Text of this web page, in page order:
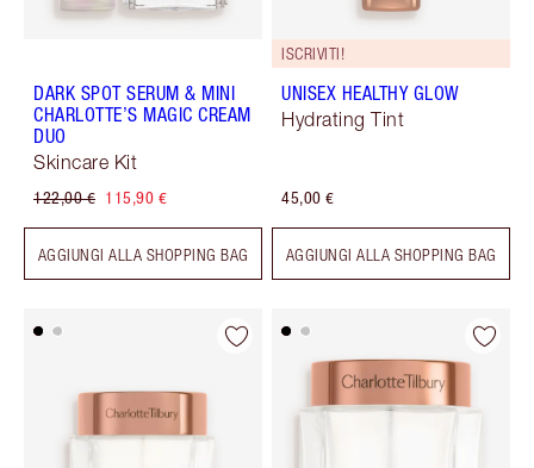
DARK SPOT SERUM & MINI
CHARLOTTE’S MAGIC CREAM
DUO
Skincare Kit
122,00 € 115,90 €
AGGIUNGI ALLA SHOPPING BAG
ISCRIVITI!
UNISEX HEALTHY GLOW
Hydrating Tint
45,00 €
AGGIUNGI ALLA SHOPPING BAG